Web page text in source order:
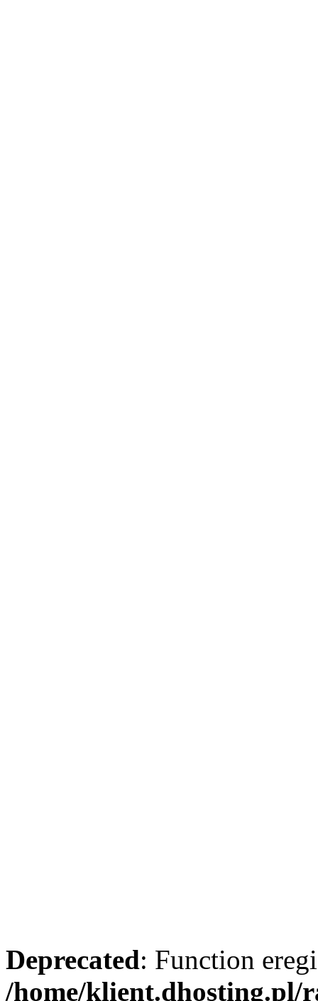
Deprecated: Function
/home/